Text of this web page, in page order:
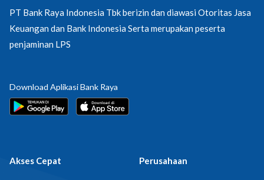
PT Bank Raya Indonesia Tbk berizin dan diawasi Otoritas Jasa
Keuangan dan Bank Indonesia Serta merupakan peserta
penjaminan LPS
Download Aplikasi Bank Raya
Akses Cepat Perusahaan